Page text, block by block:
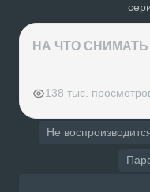
НА ЧТО СНИМАТЬ
138 тыс.
Не